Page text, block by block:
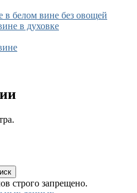
в белом вине без овощей
в духовке
строго запрещено.